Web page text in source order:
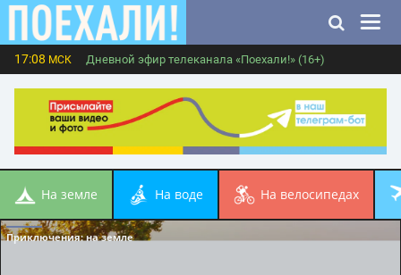
17:08 МСК Дневной эфир телеканала «Поехали!» (16+)
на земле на воде на велосипедах
Приключения: на земле